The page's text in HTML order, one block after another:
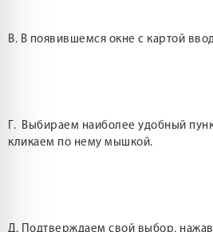
В. В появившемся окне с картой
Г. Выбираем наиболее удобный
кликаем по нему мышкой.
Д. Подтверждаем свой выбор,